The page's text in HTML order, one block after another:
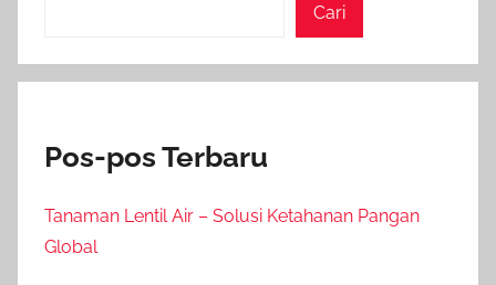
Cari
Pos-pos Terbaru
Tanaman Lentil Air – Solusi Ketahanan Pangan
Global